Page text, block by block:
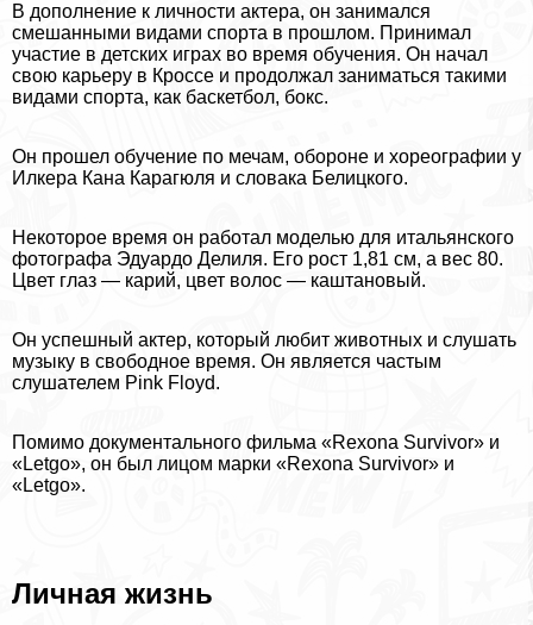
В дополнение к личности актера, он занимался
смешанными видами спорта в прошлом. Принимал
участие в детских играх во время обучения. Он начал
свою карьеру в Кроссе и продолжал заниматься такими
видами спорта, как баскетбол, бокс.
Он прошел обучение по мечам, обороне и хореографии у
Илкера Кана Карагюля и словака Белицкого.
Некоторое время он работал моделью для итальянского
фотографа Эдуардо Делиля. Его рост 1,81 см, а вес 80.
Цвет глаз — карий, цвет волос — каштановый.
Он успешный актер, который любит животных и слушать
музыку в свободное время. Он является частым
слушателем Pink Floyd.
Помимо документального фильма «Rexona Survivor» и
«Letgo», он был лицом марки «Rexona Survivor» и
«Letgo».
Личная жизнь